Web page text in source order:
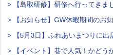
> 【島取研修】研修へ行ってきま
> 【お知らせ】GW休暇期間のお知
> 【5月3日】ふれあいまつりに出
> 【イベント】巷で人気！かどう